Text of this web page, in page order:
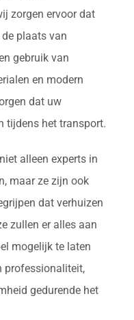
zorgen ervoor dat
plaats van
gebruik van
en modern
dat uw
tijdens het transport.
alleen experts in
maar ze zijn ook
dat verhuizen
zullen er alles aan
mogelijk te laten
professionaliteit,
gedurende het